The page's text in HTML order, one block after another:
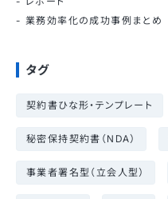
業務効率化の成功事例まとめ
タグ
契約書ひな形・テンプレート
秘密保持契約書（NDA）
事業者署名型（立会人型）